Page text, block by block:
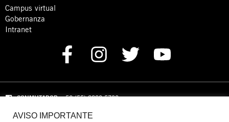
Campus virtual
Gobernanza
Intranet
CONMUTADOR: +52 (55) 8880 5730
Domicilio: Calle Hércules 13,
AVISO IMPORTANTE